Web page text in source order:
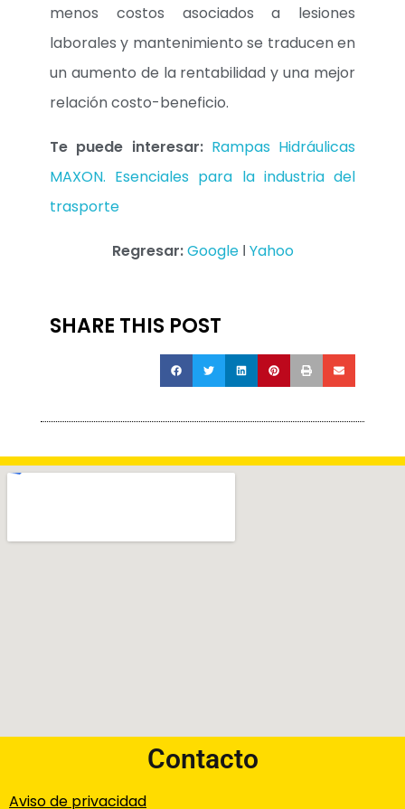
menos costos asociados a lesiones
laborales y mantenimiento se traducen en
un aumento de la rentabilidad y una mejor
relación costo-beneficio.
Te puede interesar: Rampas Hidráulicas
MAXON. Esenciales para la industria del
trasporte
Regresar:GoogleΙ Yahoo
SHARE THIS POST
Contacto
Aviso de privacidad